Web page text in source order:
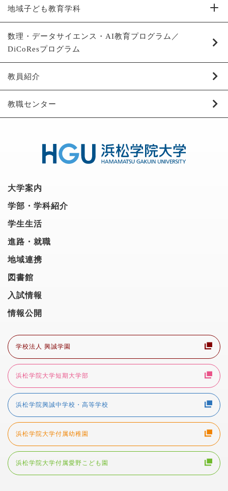
地域子ども教育学科
数理・データサイエンス・AI教育プログラム／
DiCoResプログラム
教員紹介
教職センター
大学案内
学部・学科紹介
学生生活
進路・就職
地域連携
図書館
入試情報
情報公開
学校法人 興誠学園
浜松学院大学短期大学部
浜松学院興誠中学校・高等学校
浜松学院大学付属幼稚園
浜松学院大学付属愛野こども園